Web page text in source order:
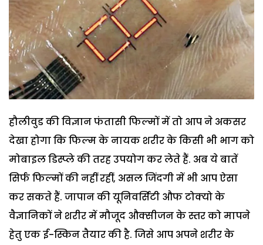
हौलीवुड की विज्ञान फंतासी फिल्मों में तो आप ने अकसर
देखा होगा कि फिल्म के नायक शरीर के किसी भी भाग को
मोबाइल डिस्प्ले की तरह उपयोग कर लेते हैं. अब ये बातें
सिर्फ फिल्मों की नहीं रहीं, असल जिंदगी में भी आप ऐसा
कर सकते हैं. जापान की यूनिवर्सिटी औफ टोक्यो के
वैज्ञानिकों ने शरीर में मौजूद औक्सीजन के स्तर को मापने
हेतु एक ई-स्किन तैयार की है. जिसे आप अपने शरीर के